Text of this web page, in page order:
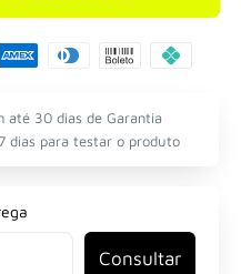
até 30 dias de Garantia
dias para testar o produto
Consultar